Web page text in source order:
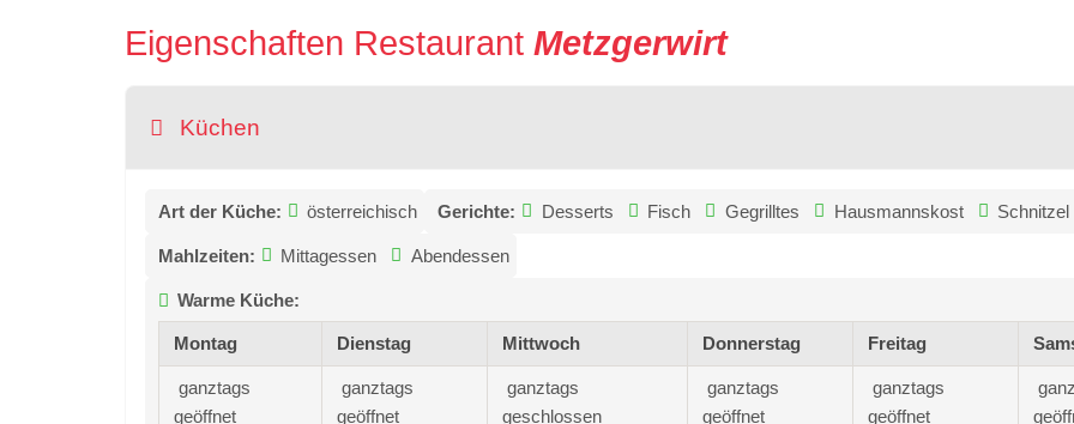
Eigenschaften Restaurant Metzgerwirt
Küchen
Art der Küche: österreichisch Gerichte: Desserts Fisch Gegrilltes Hausmannskost Schnitzel
Mahlzeiten: Mittagessen Abendessen
Warme Küche:
Montag Dienstag Mittwoch Donnerstag Freitag
ganztags
geöffnet
ganztags
geöffnet
ganztags
geschlossen
ganztags
geöffnet
ganztags
geöffnet